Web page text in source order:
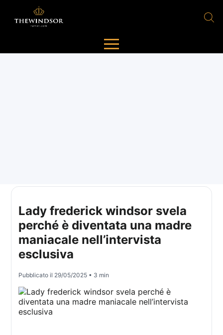
Lady frederick windsor svela
perché è diventata una madre
maniacale nell’intervista
esclusiva
Pubblicato il 29/05/2025 • 3 min